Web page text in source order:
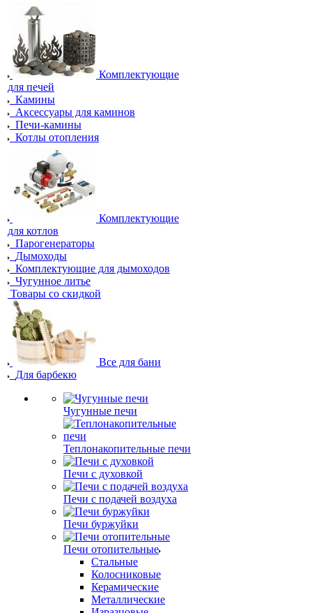
Комплектующие
для печей
Камины
Аксессуары для каминов
Печи-камины
Котлы отопления
Комплектующие
для котлов
Парогенераторы
Дымоходы
Комплектующие для дымоходов
Чугунное литье
Товары со скидкой
Все для бани
Для барбекю
Чугунные печи
Теплонакопительные печи
Печи с духовкой
Печи с подачей воздуха
Печи буржуйки
Печи отопительные
Стальные
Колосниковые
Керамические
Металлические